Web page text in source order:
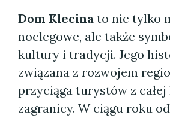
Dom Klecina to nie tylko
noclegowe, ale także
kultury i tradycji. Jego
związana z rozwojem
przyciąga turystów z
zagranicy. W ciągu roku